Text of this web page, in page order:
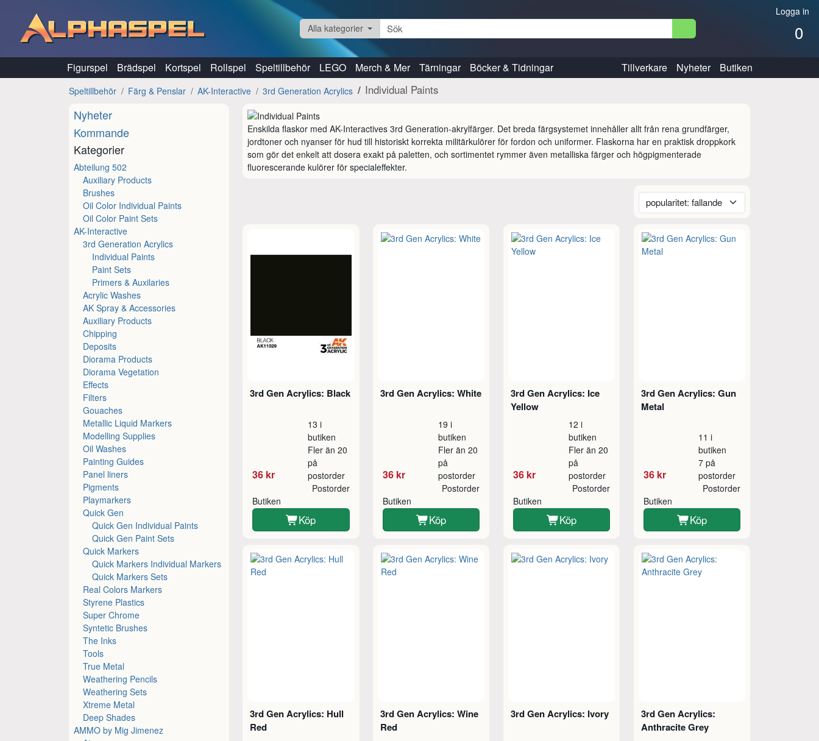
Logga in
0
Alla kategorier
Figurspel Brädspel Kortspel Rollspel Speltillbehör LEGO Merch & Mer Tärningar Böcker & Tidningar Tillverkare Nyheter Butiken
Speltillbehör Färg & Penslar AK-Interactive 3rd Generation Acrylics Individual Paints
Nyheter
Kommande
Kategorier
Abteilung 502
Auxiliary Products
Brushes
Oil Color Individual Paints
Oil Color Paint Sets
AK-Interactive
3rd Generation Acrylics
Individual Paints
Paint Sets
Primers & Auxilaries
Acrylic Washes
AK Spray & Accessories
Auxiliary Products
Chipping
Deposits
Diorama Products
Diorama Vegetation
Effects
Filters
Gouaches
Metallic Liquid Markers
Modelling Supplies
Oil Washes
Painting Guides
Panel liners
Pigments
Playmarkers
Quick Gen
Quick Gen Individual Paints
Quick Gen Paint Sets
Quick Markers
Quick Markers Individual Markers
Quick Markers Sets
Real Colors Markers
Styrene Plastics
Super Chrome
Syntetic Brushes
The Inks
Tools
True Metal
Weathering Pencils
Weathering Sets
Xtreme Metal
Deep Shades
AMMO by Mig Jimenez
Enskilda flaskor med AK-Interactives 3rd Generation-akrylfärger. Det breda färgsystemet innehåller allt från rena grundfärger,
jordtoner och nyanser för hud till historiskt korrekta militärkulörer för fordon och uniformer. Flaskorna har en praktisk droppkork
som gör det enkelt att dosera exakt på paletten, och sortimentet rymmer även metalliska färger och högpigmenterade
fluorescerande kulörer för specialeffekter.
3rd Gen Acrylics: Black
36 kr
13 i
butiken
Fler än 20
på
postorder
Butiken
Postorder
Köp
3rd Gen Acrylics: White
36 kr
19 i
butiken
Fler än 20
på
postorder
Butiken
Postorder
Köp
3rd Gen Acrylics: Ice
Yellow
36 kr
12 i
butiken
Fler än 20
på
postorder
Butiken
Postorder
Köp
3rd Gen Acrylics: Gun
Metal
36 kr
11 i
butiken
7 på
postorder
Butiken
Postorder
Köp
3rd Gen Acrylics: Hull
Red
3rd Gen Acrylics: Wine
Red
3rd Gen Acrylics: Ivory
3rd Gen Acrylics:
Anthracite Grey